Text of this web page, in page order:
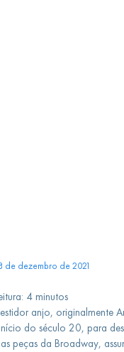
de dezembro de 2021
4 minutos
anjo, originalmente
do século 20, para
peças da Broadway,